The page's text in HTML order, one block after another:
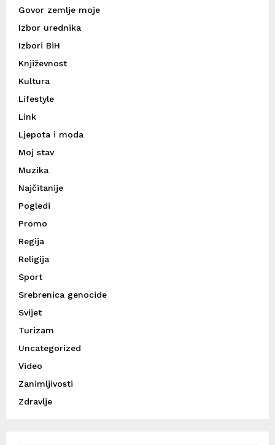
Govor zemlje moje
Izbor urednika
Izbori BiH
Književnost
Kultura
Lifestyle
Link
Ljepota i moda
Moj stav
Muzika
Najčitanije
Pogledi
Promo
Regija
Religija
Sport
Srebrenica genocide
Svijet
Turizam
Uncategorized
Video
Zanimljivosti
Zdravlje